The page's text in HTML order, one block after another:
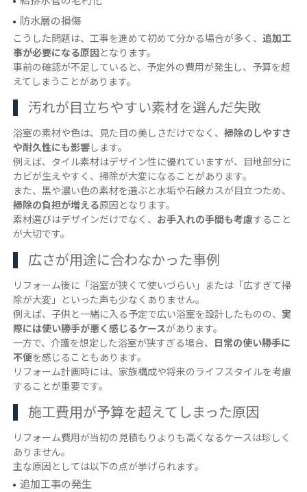
防水層の損傷
こうした問題は、工事を進めて初めて分かる場合が多く、 追加工
事が必要になる原因 となります。
事前の確認が不足していると、予定外の費用が発生し、予算を超
えてしまうことがあります。
汚れが目立ちやすい素材を選んだ失敗
浴室の素材や色は、見た目の美しさだけでなく、 掃除のしやすさ
や耐久性にも影響します。
例えば、タイル素材はデザイン性に優れていますが、目地部分に
カビが生えやすく、掃除が大変になることがあります。
また、黒や濃い色の素材を選ぶと水垢や石鹸カスが目立つため、
掃除の負担が増える原因となります。
素材選びはデザインだけでなく、 お手入れの手間も考慮すること
が大切です。
広さが用途に合わなかった事例
リフォーム後に「浴室が狭くて使いづらい」または「広すぎて掃
除が大変」といった声も少なくありません。
例えば、子供と一緒に入る予定で広い浴室を設計したものの、 実
際には使い勝手が悪く感じるケースがあります。
一方で、介護を想定した浴室が狭すぎる場合、 日常の使い勝手に
不便を感じることもあります。
リフォーム計画時には、家族構成や将来のライフスタイルを考慮
することが重要です。
施工費用が予算を超えてしまった原因
リフォーム費用が当初の見積もりよりも高くなるケースは珍しく
ありません。
主な原因としては以下の点が挙げられます。
追加工事の発生